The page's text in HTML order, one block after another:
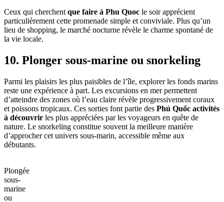
Ceux qui cherchent que faire à Phu Quoc le soir apprécient
particulièrement cette promenade simple et conviviale. Plus qu’un
lieu de shopping, le marché nocturne révèle le charme spontané de
la vie locale.
10. Plonger sous-marine ou snorkeling
Parmi les plaisirs les plus paisibles de l’île, explorer les fonds marins
reste une expérience à part. Les excursions en mer permettent
d’atteindre des zones où l’eau claire révèle progressivement coraux
et poissons tropicaux. Ces sorties font partie des Phú Quốc activités
à découvrir les plus appréciées par les voyageurs en quête de
nature. Le snorkeling constitue souvent la meilleure manière
d’approcher cet univers sous-marin, accessible même aux
débutants.
Plongée
sous-
marine
ou